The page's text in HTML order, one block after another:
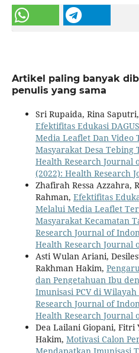
Artikel paling banyak
penulis yang sama
Sri Rupaida, Rina
Efektifitas Edukasi
Media Leaflet Dan Video
Masyarakat Desa Tebing
Health Research Journal
(2022): Health Research
Zhafirah Ressa Azzahra,
Rahman, Efektifitas
Melalui Media Leaflet
Masyarakat Kecamatan
Research Journal of
Health Research Journal
Asti Wulan Ariani,
Rakhman Hakim,
dan Pengetahuan Ibu
Imunisasi PCV di Wilayah
Research Journal of
Health Research Journal
Dea Lailani Giopani, Fitri
Hakim, Motivasi Calon